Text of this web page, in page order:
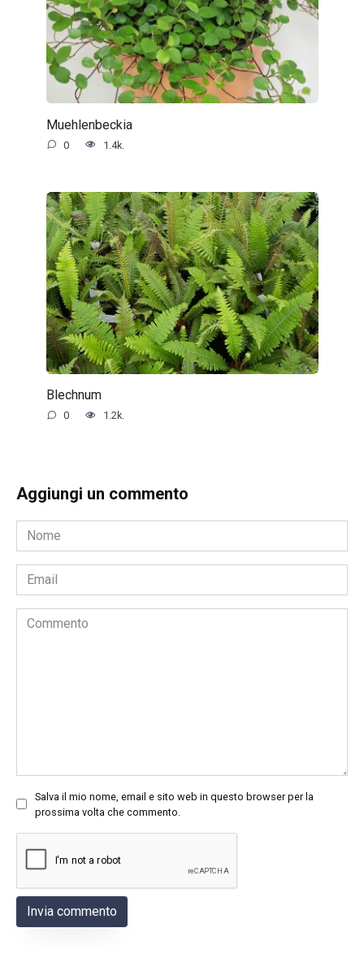
Muehlenbeckia
0 1.4k.
Blechnum
0 1.2k.
Aggiungi un commento
Nome
*
Email
*
Commento
Salva il mio nome, email e sito web in questo browser per la
prossima volta che commento.